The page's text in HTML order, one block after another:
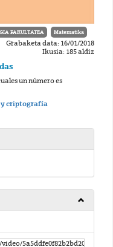
FAKULTATEA Matematika
Grabaketa data: 16/01/2018
Ikusia: 185 aldiz
un número es
y criptografía